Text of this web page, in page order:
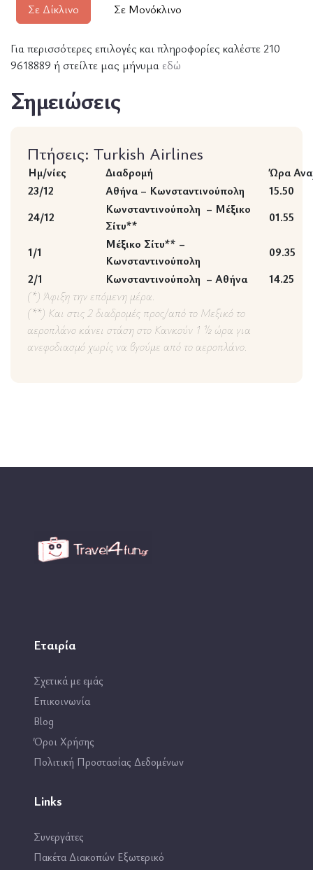
Σε Δίκλινο Σε Μονόκλινο
Για περισσότερες επιλογές και πληροφορίες καλέστε 210
9618889 ή στείλτε μας μήνυμα εδώ
Σημειώσεις
Πτήσεις: Turkish Airlines
Ημ/νίες Διαδρομή
Ώρα
23/12
Αθήνα – Κωνσταντινούπολη
15.50
24/12
Κωνσταντινούπολη – Μέξικο
Σίτυ**
01.55
1/1
Μέξικο Σίτυ** –
Κωνσταντινούπολη
09.35
2/1
Κωνσταντινούπολη – Αθήνα
14.25
(*) Άφιξη την επόμενη μέρα.
(**) Και στις 2 διαδρομές προς/από το Μεξικό το
αεροπλάνο κάνει στάση στο Κανκούν 1 ½ ώρα για
ανεφοδιασμό χωρίς να βγούμε από το αεροπλάνο.
Εταιρία
Σχετικά με εμάς
Επικοινωνία
Blog
Όροι Χρήσης
Πολιτική Προστασίας Δεδομένων
Links
Συνεργάτες
Πακέτα Διακοπών Εξωτερικό